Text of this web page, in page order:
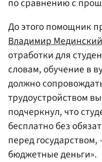
До этого помощник
Владимир Мединский
отработки для
словам, обучение в
должно
трудоустройством
подчеркнул, что
бесплатно без
перед
бюджетные деньги».